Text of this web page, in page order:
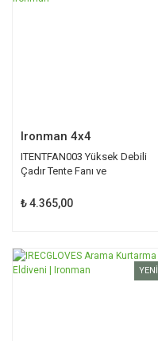
Ironman 4x4
ITENTFAN003 Yüksek Debili
Çadır Tente Fanı ve
₺ 4.365,00
YENİ